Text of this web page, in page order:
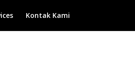
Kontak Kami